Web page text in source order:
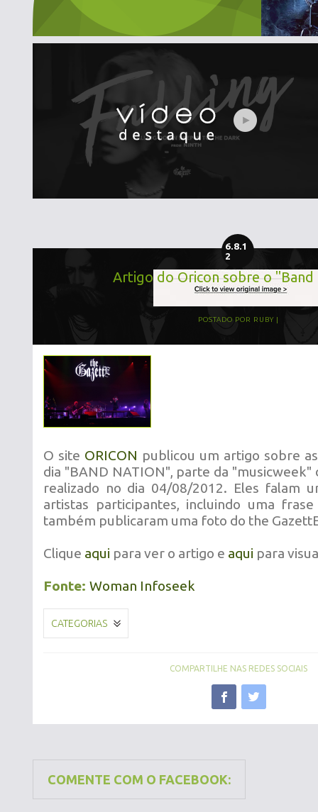
6.8.1
2
Artigo do Oricon sobre o "Band
POSTADO POR RUBY
O site ORICON publicou um artigo sobre
dia "BAND NATION", parte da "musicweek"
realizado no dia 04/08/2012. Eles falam
artistas participantes, incluindo uma
também publicaram uma foto do the
Clique aqui para ver o artigo e aqui para
Fonte: Woman Infoseek
CATEGORIAS
COMPARTILHE NAS REDES SOCIAIS
COMENTE COM O FACEBOOK: